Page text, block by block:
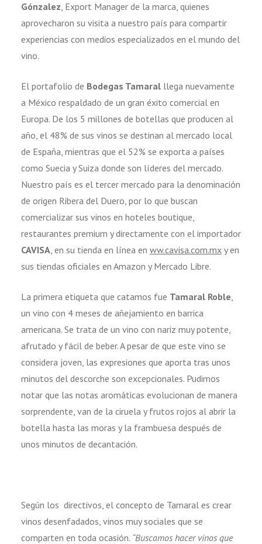
Gónzalez, Export Manager de la marca, quienes
aprovecharon su visita a nuestro país para compartir
experiencias con medios especializados en el mundo del
vino.
El portafolio de Bodegas Tamaralllega nuevamente
a México respaldado de un gran éxito comercial en
Europa. De los 5 millones de botellas que producen al
año, el 48% de sus vinos se destinan al mercado local
de España, mientras que el 52% se exporta a países
como Suecia y Suiza donde son líderes del mercado.
Nuestro país es el tercer mercado para la denominación
de origen Ribera del Duero, por lo que buscan
comercializar sus vinos en hoteles boutique,
restaurantes premium y directamente con el importador
CAVISA, en su tienda en línea en ww.cavisa.com.mxy en
sus tiendas oficiales en Amazon y Mercado Libre.
La primera etiqueta que catamos fue Tamaral Roble,
un vino con 4 meses de añejamiento en barrica
americana. Se trata de un vino con nariz muy potente,
afrutado y fácil de beber. A pesar de que este vino se
considera joven, las expresiones que aporta tras unos
minutos del descorche son excepcionales. Pudimos
notar que las notas aromáticas evolucionan de manera
sorprendente, van de la ciruela y frutos rojos al abrir la
botella hasta las moras y la frambuesa después de
unos minutos de decantación.
Según los directivos, el concepto de Tamaral es crear
vinos desenfadados, vinos muy sociales que se
comparten en toda ocasión. “Buscamos hacer vinos que